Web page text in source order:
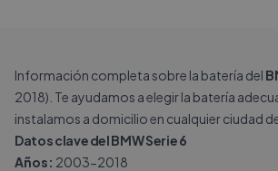
Información completa sobre la batería del
2018). Te ayudamos a elegir la batería
instalamos a domicilio en cualquier ciudad
Datos clave del BMW Serie 6
Años: 2003-2018